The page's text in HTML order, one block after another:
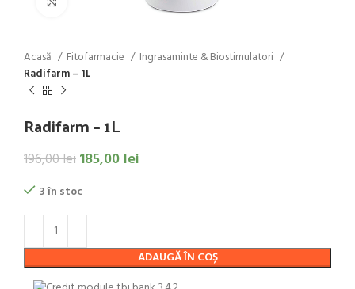
Acasă Fitofarmacie
Ingrasaminte & Biostimulatori
Radifarm – 1L
Radifarm – 1L
196,00lei185,00 lei
3 în stoc
ADAUGĂ ÎN COȘ